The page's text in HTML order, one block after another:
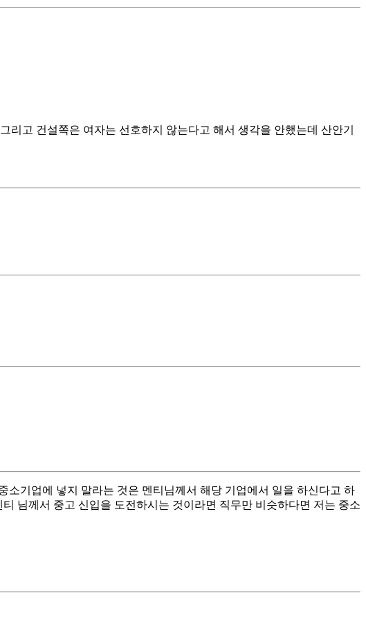
고 건설쪽은 여자는 선호하지 않는다고 해서 생각을 안했는데 산안기
기업에 넣지 말라는 것은 멘티님께서 해당 기업에서 일을 하신다고 하
님께서 중고 신입을 도전하시는 것이라면 직무만 비슷하다면 저는 중소